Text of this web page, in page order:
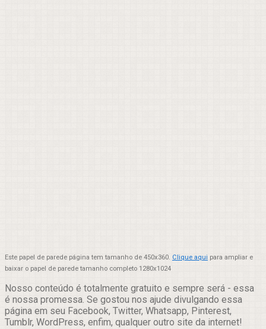
Este papel de parede página tem tamanho de 450x360. Clique aqui para ampliar e
baixar o papel de parede tamanho completo 1280x1024
Nosso conteúdo é totalmente gratuito e sempre será - essa
é nossa promessa. Se gostou nos ajude divulgando essa
página em seu Facebook, Twitter, Whatsapp, Pinterest,
Tumblr, WordPress, enfim, qualquer outro site da internet!